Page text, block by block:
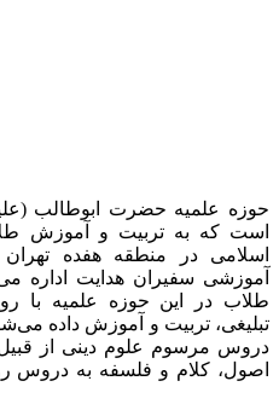
حوزه علمیه حضرت ابوطالب
است که به تربیت و آموزش
اسلامی در منطقه هفده
آموزشی سفیران هدایت اداره
طلاب در این حوزه علمیه با
تبلیغی، تربیت و آموزش داده
دروس مرسوم علوم دینی از
اصول، کلام و فلسفه به دروس